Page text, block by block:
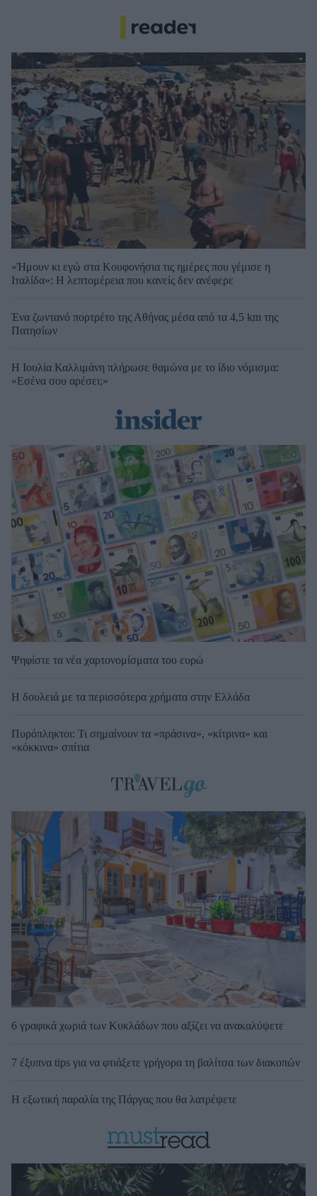
«Ήμουν κι εγώ στα Κουφονήσια τις ημέρες που γέμισε η
Ιταλίδα»: Η λεπτομέρεια που κανείς δεν ανέφερε
Ένα ζωντανό πορτρέτο της Αθήνας μέσα από τα 4,5 km της
Πατησίων
Η Ιουλία Καλλιμάνη πλήρωσε θαμώνα με το ίδιο νόμισμα:
«Εσένα σου αρέσει;»
Ψηφίστε τα νέα χαρτονομίσματα του ευρώ
Η δουλειά με τα περισσότερα χρήματα στην Ελλάδα
Πυρόπληκτοι: Τι σημαίνουν τα «πράσινα», «κίτρινα» και
«κόκκινα» σπίτια
6 γραφικά χωριά των Κυκλάδων που αξίζει να ανακαλύψετε
7 έξυπνα tips για να φτιάξετε γρήγορα τη βαλίτσα των διακοπών
Η εξωτική παραλία της Πάργας που θα λατρέψετε